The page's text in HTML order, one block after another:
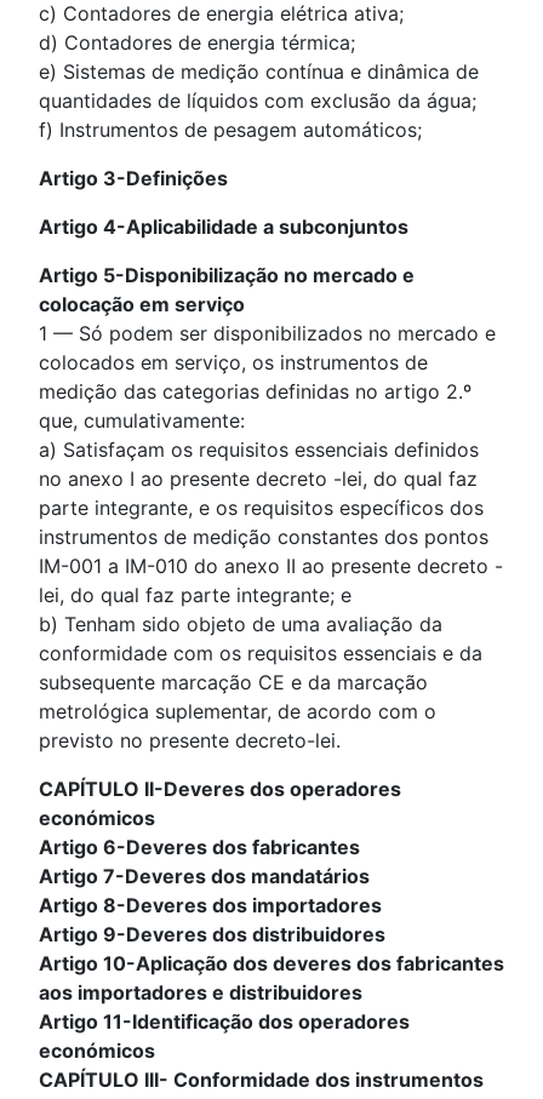
c) Contadores de energia elétrica ativa;
d) Contadores de energia térmica;
e) Sistemas de medição contínua e dinâmica de
quantidades de líquidos com exclusão da água;
f) Instrumentos de pesagem automáticos;
Artigo 3-Definições
Artigo 4-Aplicabilidade a subconjuntos
Artigo 5-Disponibilização no mercado e
colocação em serviço
1 — Só podem ser disponibilizados no mercado e
colocados em serviço, os instrumentos de
medição das categorias definidas no artigo 2.º
que, cumulativamente:
a) Satisfaçam os requisitos essenciais definidos
no anexo I ao presente decreto -lei, do qual faz
parte integrante, e os requisitos específicos dos
instrumentos de medição constantes dos pontos
IM-001 a IM-010 do anexo II ao presente decreto -
lei, do qual faz parte integrante; e
b) Tenham sido objeto de uma avaliação da
conformidade com os requisitos essenciais e da
subsequente marcação CE e da marcação
metrológica suplementar, de acordo com o
previsto no presente decreto-lei.
CAPÍTULO II-Deveres dos operadores
económicos
Artigo 6-Deveres dos fabricantes
Artigo 7-Deveres dos mandatários
Artigo 8-Deveres dos importadores
Artigo 9-Deveres dos distribuidores
Artigo 10-Aplicação dos deveres dos fabricantes
aos importadores e distribuidores
Artigo 11-Identificação dos operadores
económicos
CAPÍTULO III- Conformidade dos instrumentos